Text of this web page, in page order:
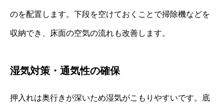
のを配置します。下段を空けておくことで掃除機などを
収納でき、床面の空気の流れも改善します。
湿気対策・通気性の確保
押入れは奥行きが深いため湿気がこもりやすいです。底